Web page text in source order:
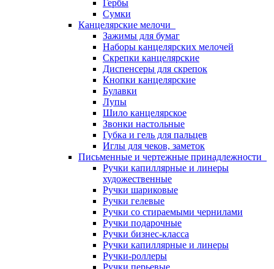
Гербы
Сумки
Канцелярские мелочи
Зажимы для бумаг
Наборы канцелярских мелочей
Скрепки канцелярские
Диспенсеры для скрепок
Кнопки канцелярские
Булавки
Лупы
Шило канцелярское
Звонки настольные
Губка и гель для пальцев
Иглы для чеков, заметок
Письменные и чертежные принадлежности
Ручки капиллярные и линеры
художественные
Ручки шариковые
Ручки гелевые
Ручки со стираемыми чернилами
Ручки подарочные
Ручки бизнес-класса
Ручки капиллярные и линеры
Ручки-роллеры
Ручки перьевые